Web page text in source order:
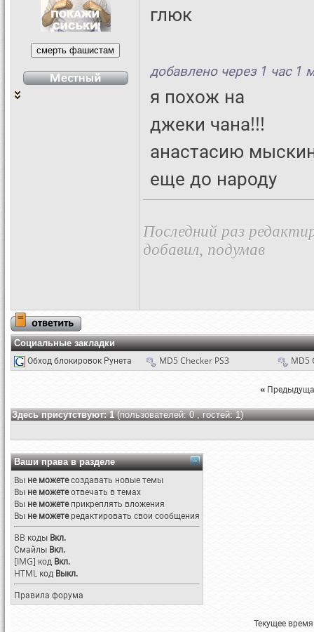
глюк
добавлено через 1 час 1
я похож на
джеки чана!!!
анастасию
еще до народу
Последний раз
добавил, подумав
Социальные закладки
Обход блокировок Рунета MD5 Checker PS3 MD5
«
Здесь присутствуют: 1(пользователей: 0 , гостей: 1)
Ваши права в разделе
Вы не можетесоздавать новые темы
Вы не можетеотвечать в темах
Вы не можетеприкреплять вложения
Вы не можетередактировать свои сообщения
BB коды Вкл.
Смайлы Вкл.
[IMG] код Вкл.
HTML код Выкл.
Правила форума
Текущее